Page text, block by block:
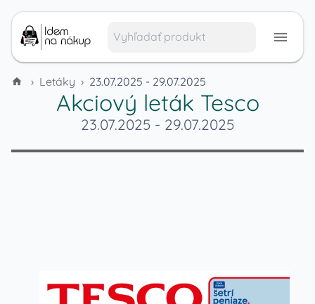
› Letáky › 23.07.2025 - 29.07.2025
Akciový leták Tesco
23.07.2025 - 29.07.2025